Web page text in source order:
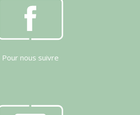
Pour nous suivre